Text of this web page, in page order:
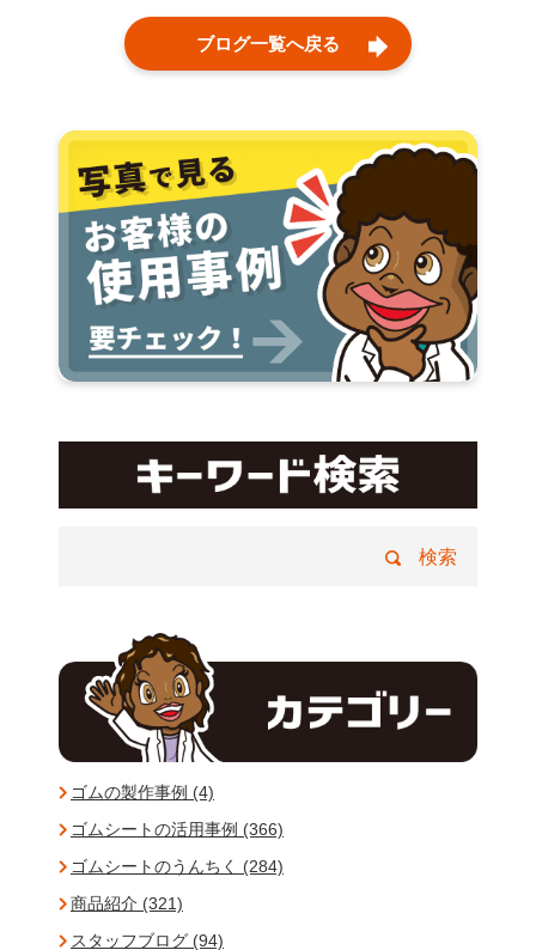
ブログ一覧へ戻る
ゴムの製作事例 (4)
ゴムシートの活用事例 (366)
ゴムシートのうんちく (284)
商品紹介 (321)
スタッフブログ (94)